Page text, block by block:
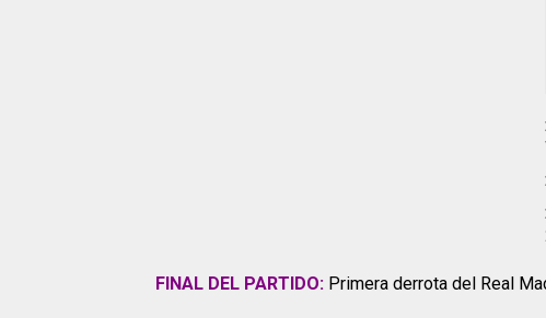
FINAL DEL PARTIDO: Primera derrota del Real